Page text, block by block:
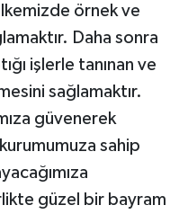
örnek ve
Daha sonra
işlerle tanınan ve
sağlamaktır.
güvenerek
sahip
güzel bir bayram